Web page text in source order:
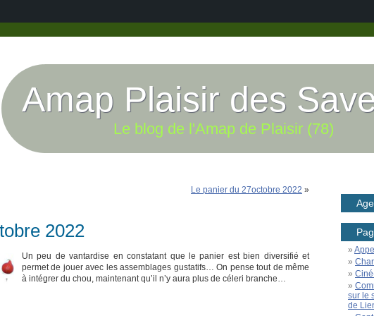
Amap Plaisir des
Le blog de l'Amap de Plaisir (78)
Le panier du 27octobre 2022 »
2022
Un peu de vantardise en constatant que le panier est bien diversifié et
permet de jouer avec les assemblages gustatifs… On pense tout de même
à intégrer du chou, maintenant qu’il n’y aura plus de céleri branche…
sur le
de